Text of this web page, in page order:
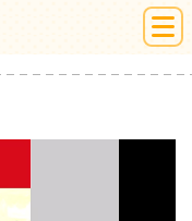
絵本ひろば